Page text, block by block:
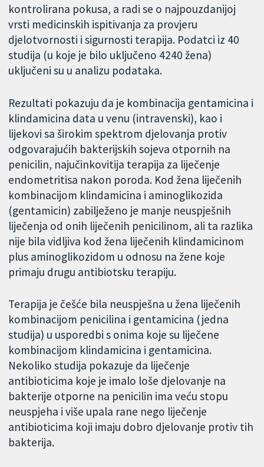
kontrolirana pokusa, a radi se o najpouzdanijoj
vrsti medicinskih ispitivanja za provjeru
djelotvornosti i sigurnosti terapija. Podatci iz 40
studija (u koje je bilo uključeno 4240 žena)
uključeni su u analizu podataka.
Rezultati pokazuju da je kombinacija gentamicina i
klindamicina data u venu (intravenski), kao i
lijekovi sa širokim spektrom djelovanja protiv
odgovarajućih bakterijskih sojeva otpornih na
penicilin, najučinkovitija terapija za liječenje
endometritisa nakon poroda. Kod žena liječenih
kombinacijom klindamicina i aminoglikozida
(gentamicin) zabilježeno je manje neuspješnih
liječenja od onih liječenih penicilinom, ali ta razlika
nije bila vidljiva kod žena liječenih klindamicinom
plus aminoglikozidom u odnosu na žene koje
primaju drugu antibiotsku terapiju.
Terapija je češće bila neuspješna u žena liječenih
kombinacijom penicilina i gentamicina (jedna
studija) u usporedbi s onima koje su liječene
kombinacijom klindamicina i gentamicina.
Nekoliko studija pokazuje da liječenje
antibioticima koje je imalo loše djelovanje na
bakterije otporne na penicilin ima veću stopu
neuspjeha i više upala rane nego liječenje
antibioticima koji imaju dobro djelovanje protiv tih
bakterija.